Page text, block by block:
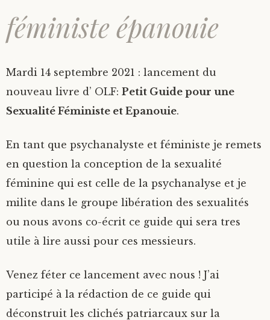
féministe épanouie
Mardi 14 septembre 2021 : lancement du
nouveau livre d’ OLF: Petit Guide pour une
Sexualité Féministe et Epanouie.
En tant que psychanalyste et féministe je remets
en question la conception de la sexualité
féminine qui est celle de la psychanalyse et je
milite dans le groupe libération des sexualités
ou nous avons co-écrit ce guide qui sera tres
utile à lire aussi pour ces messieurs.
Venez féter ce lancement avec nous ! J’ai
participé à la rédaction de ce guide qui
déconstruit les clichés patriarcaux sur la